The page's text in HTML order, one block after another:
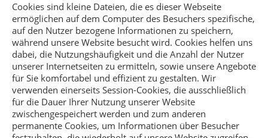
Cookies sind kleine Dateien, die es dieser Webseite
ermöglichen auf dem Computer des Besuchers spezifische,
auf den Nutzer bezogene Informationen zu speichern,
während unsere Website besucht wird. Cookies helfen uns
dabei, die Nutzungshäufigkeit und die Anzahl der Nutzer
unserer Internetseiten zu ermitteln, sowie unsere Angebote
für Sie komfortabel und effizient zu gestalten. Wir
verwenden einerseits Session-Cookies, die ausschließlich
für die Dauer Ihrer Nutzung unserer Website
zwischengespeichert werden und zum anderen
permanente Cookies, um Informationen über Besucher